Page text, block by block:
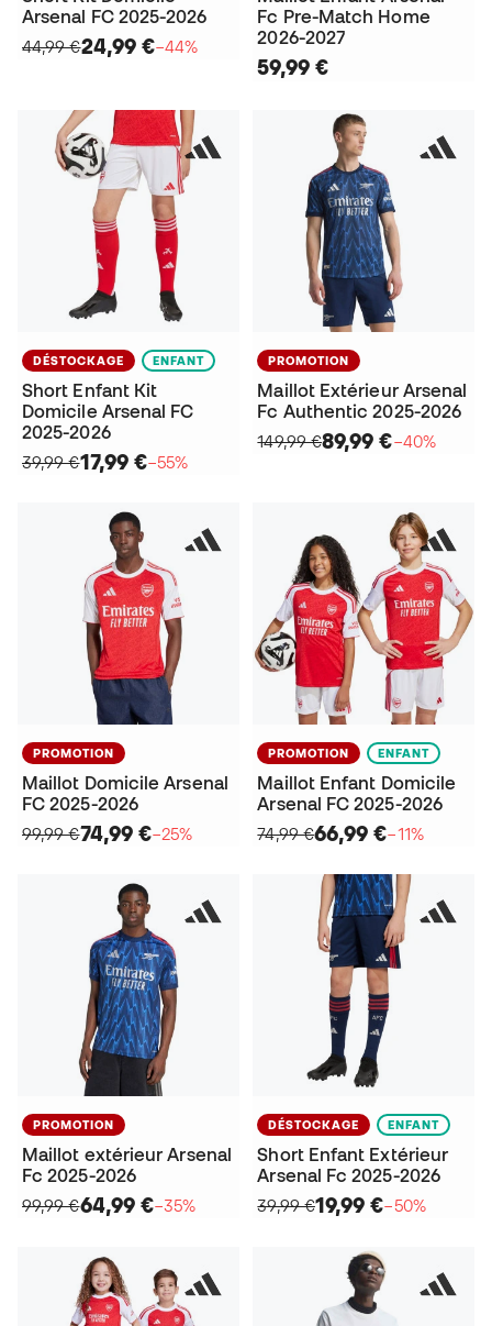
Arsenal FC 2025-2026
44,99 €24,99 €−44%
Fc Pre-Match Home
2026-2027
59,99 €
DÉSTOCKAGE ENFANT
Short Enfant Kit
Domicile Arsenal FC
2025-2026
39,99 €17,99 €−55%
PROMOTION
Maillot Extérieur Arsenal
Fc Authentic 2025-2026
149,99 €89,99 €−40%
PROMOTION
Maillot Domicile Arsenal
FC 2025-2026
99,99 €74,99 €−25%
PROMOTION ENFANT
Maillot Enfant Domicile
Arsenal FC 2025-2026
74,99 €66,99 €−11%
PROMOTION
Maillot extérieur Arsenal
Fc 2025-2026
99,99 €64,99 €−35%
DÉSTOCKAGE ENFANT
Short Enfant Extérieur
Arsenal Fc 2025-2026
39,99 €19,99 €−50%